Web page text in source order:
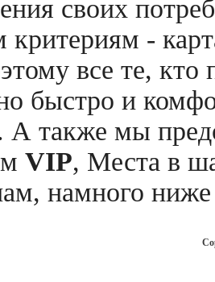
своих
критериям -
все те,
быстро и
А также мы
VIP, Места в
намного